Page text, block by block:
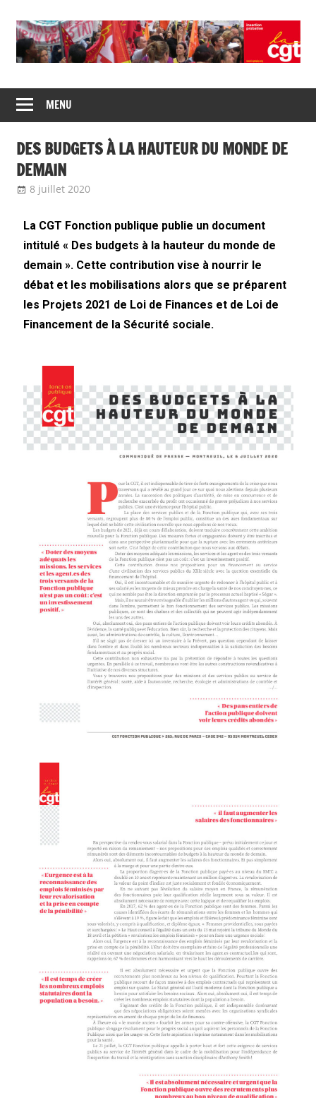
CGT
insertion
probation
de
syndicats
CGT
insertion
probation
MENU
DES BUDGETS À LA HAUTEUR DU MONDE DE
DEMAIN
8 juillet 2020
La CGT Fonction publique publie un document
intitulé « Des budgets à la hauteur du monde de
demain ». Cette contribution vise à nourrir le
débat et les mobilisations alors que se préparent
les Projets 2021 de Loi de Finances et de Loi de
Financement de la Sécurité sociale.